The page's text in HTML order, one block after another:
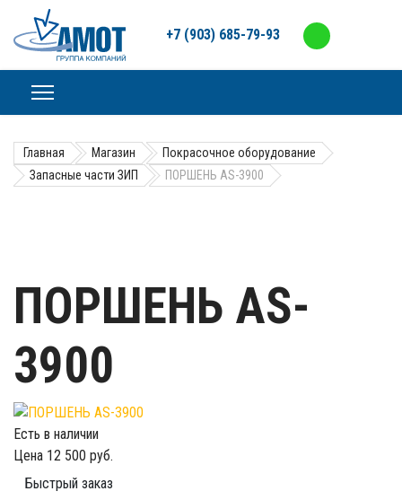
+7 (903) 685-79-93
Главная Магазин
Покрасочное оборудование
Запасные части ЗИП
ПОРШЕНЬ AS-3900
ПОРШЕНЬ AS-
3900
Есть в наличии
Цена 12 500 руб.
Быстрый заказ